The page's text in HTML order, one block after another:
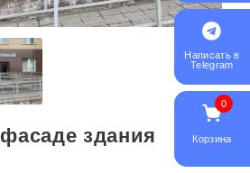
здания
Написать в
Telegram
0
Корзина